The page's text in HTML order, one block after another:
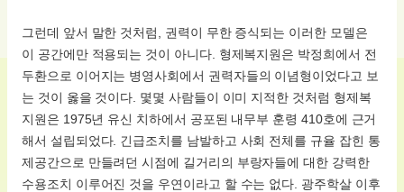
그런데 앞서 말한 것처럼, 권력이 무한 증식되는 이러한 모델은
이 공간에만 적용되는 것이 아니다. 형제복지원은 박정희에서 전
두환으로 이어지는 병영사회에서 권력자들의 이념형이었다고 보
는 것이 옳을 것이다. 몇몇 사람들이 이미 지적한 것처럼 형제복
지원은 1975년 유신 치하에서 공포된 내무부 훈령 410호에 근거
해서 설립되었다. 긴급조치를 남발하고 사회 전체를 규율 잡힌 통
제공간으로 만들려던 시점에 길거리의 부랑자들에 대한 강력한
수용조치 이루어진 것을 우연이라고 할 수는 없다. 광주학살 이후